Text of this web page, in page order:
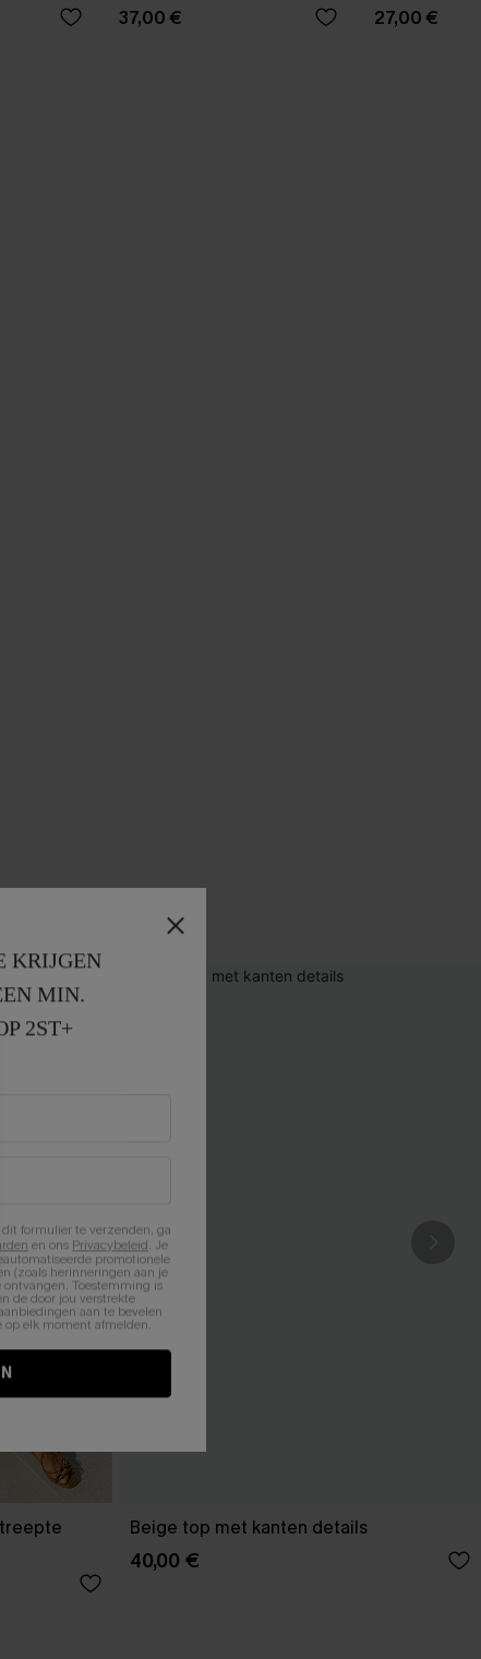
37,00 € 27,00 €
Beige top met kanten details
40,00 €
KRIJGEN
MIN.
2ST+
dit formulier te verzenden, ga
en ons Privacybeleid. Je
promotionele
(zoals herinneringen aan je
Toestemming is
de door jou verstrekte
aan te bevelen
elk moment afmelden.